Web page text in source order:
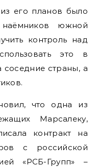
его планов было
южной
контроль над
это в
соседние страны, а
что одна из
Марсалеку,
контракт на
с российской
«РСБ-Групп» –